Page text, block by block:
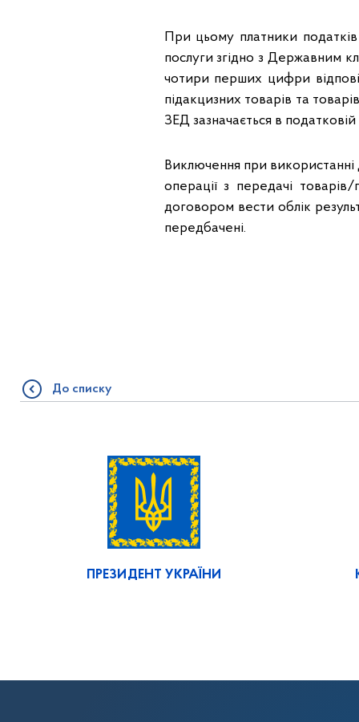
При цьому платники
послуги згідно з Державним
чотири перших цифри
підакцизних товарів та
ЗЕД зазначається в
Виключення при використанні
операції з передачі
договором вести облік
передбачені.
До списку
ПРЕЗИДЕНТ УКРАЇНИ